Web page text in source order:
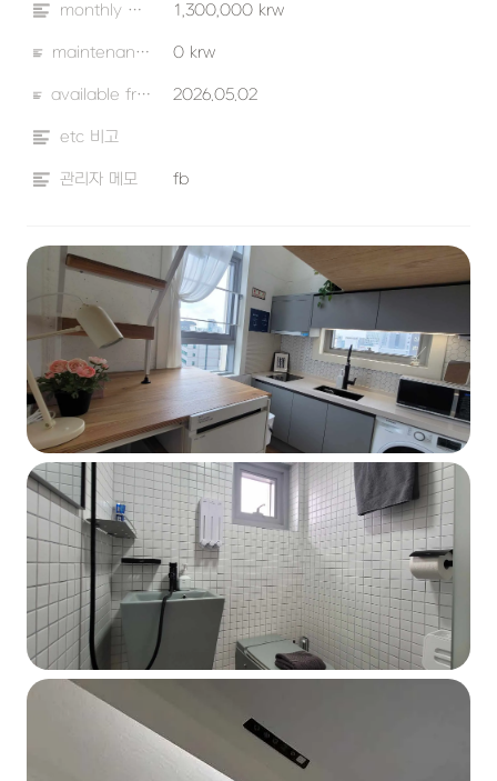
monthly 월세 1,300,000 krw
maintenance fee 관리비 0 krw
available from 입주 가능 날짜 2026.05.02
etc 비고
관리자 메모 fb